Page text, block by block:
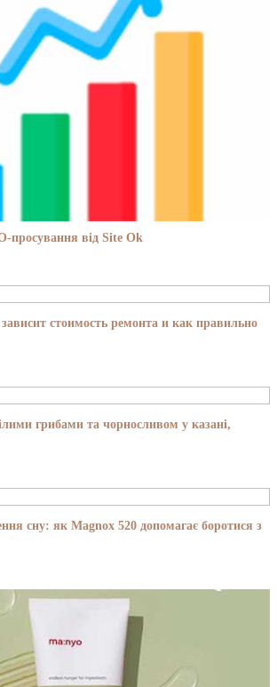
просування від Site Ok
стоимость ремонта и как правильно
грибами та чорносливом у казані,
сну: як Magnox 520 допомагає боротися з